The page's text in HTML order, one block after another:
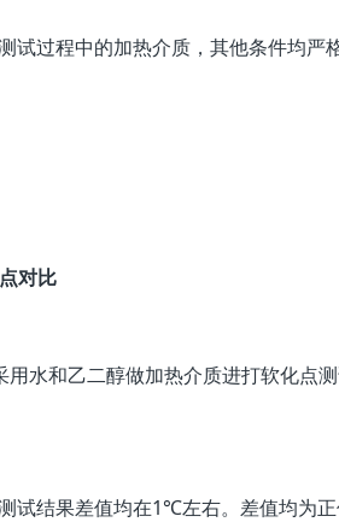
试过程中的加热介质，其他条件均严
对比
水和乙二醇做加热介质进打软化点
试结果差值均在1℃左右。差值均为